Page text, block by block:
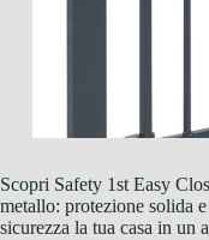
Scopri Safety 1st Easy
metallo: protezione solida
sicurezza la tua casa in un